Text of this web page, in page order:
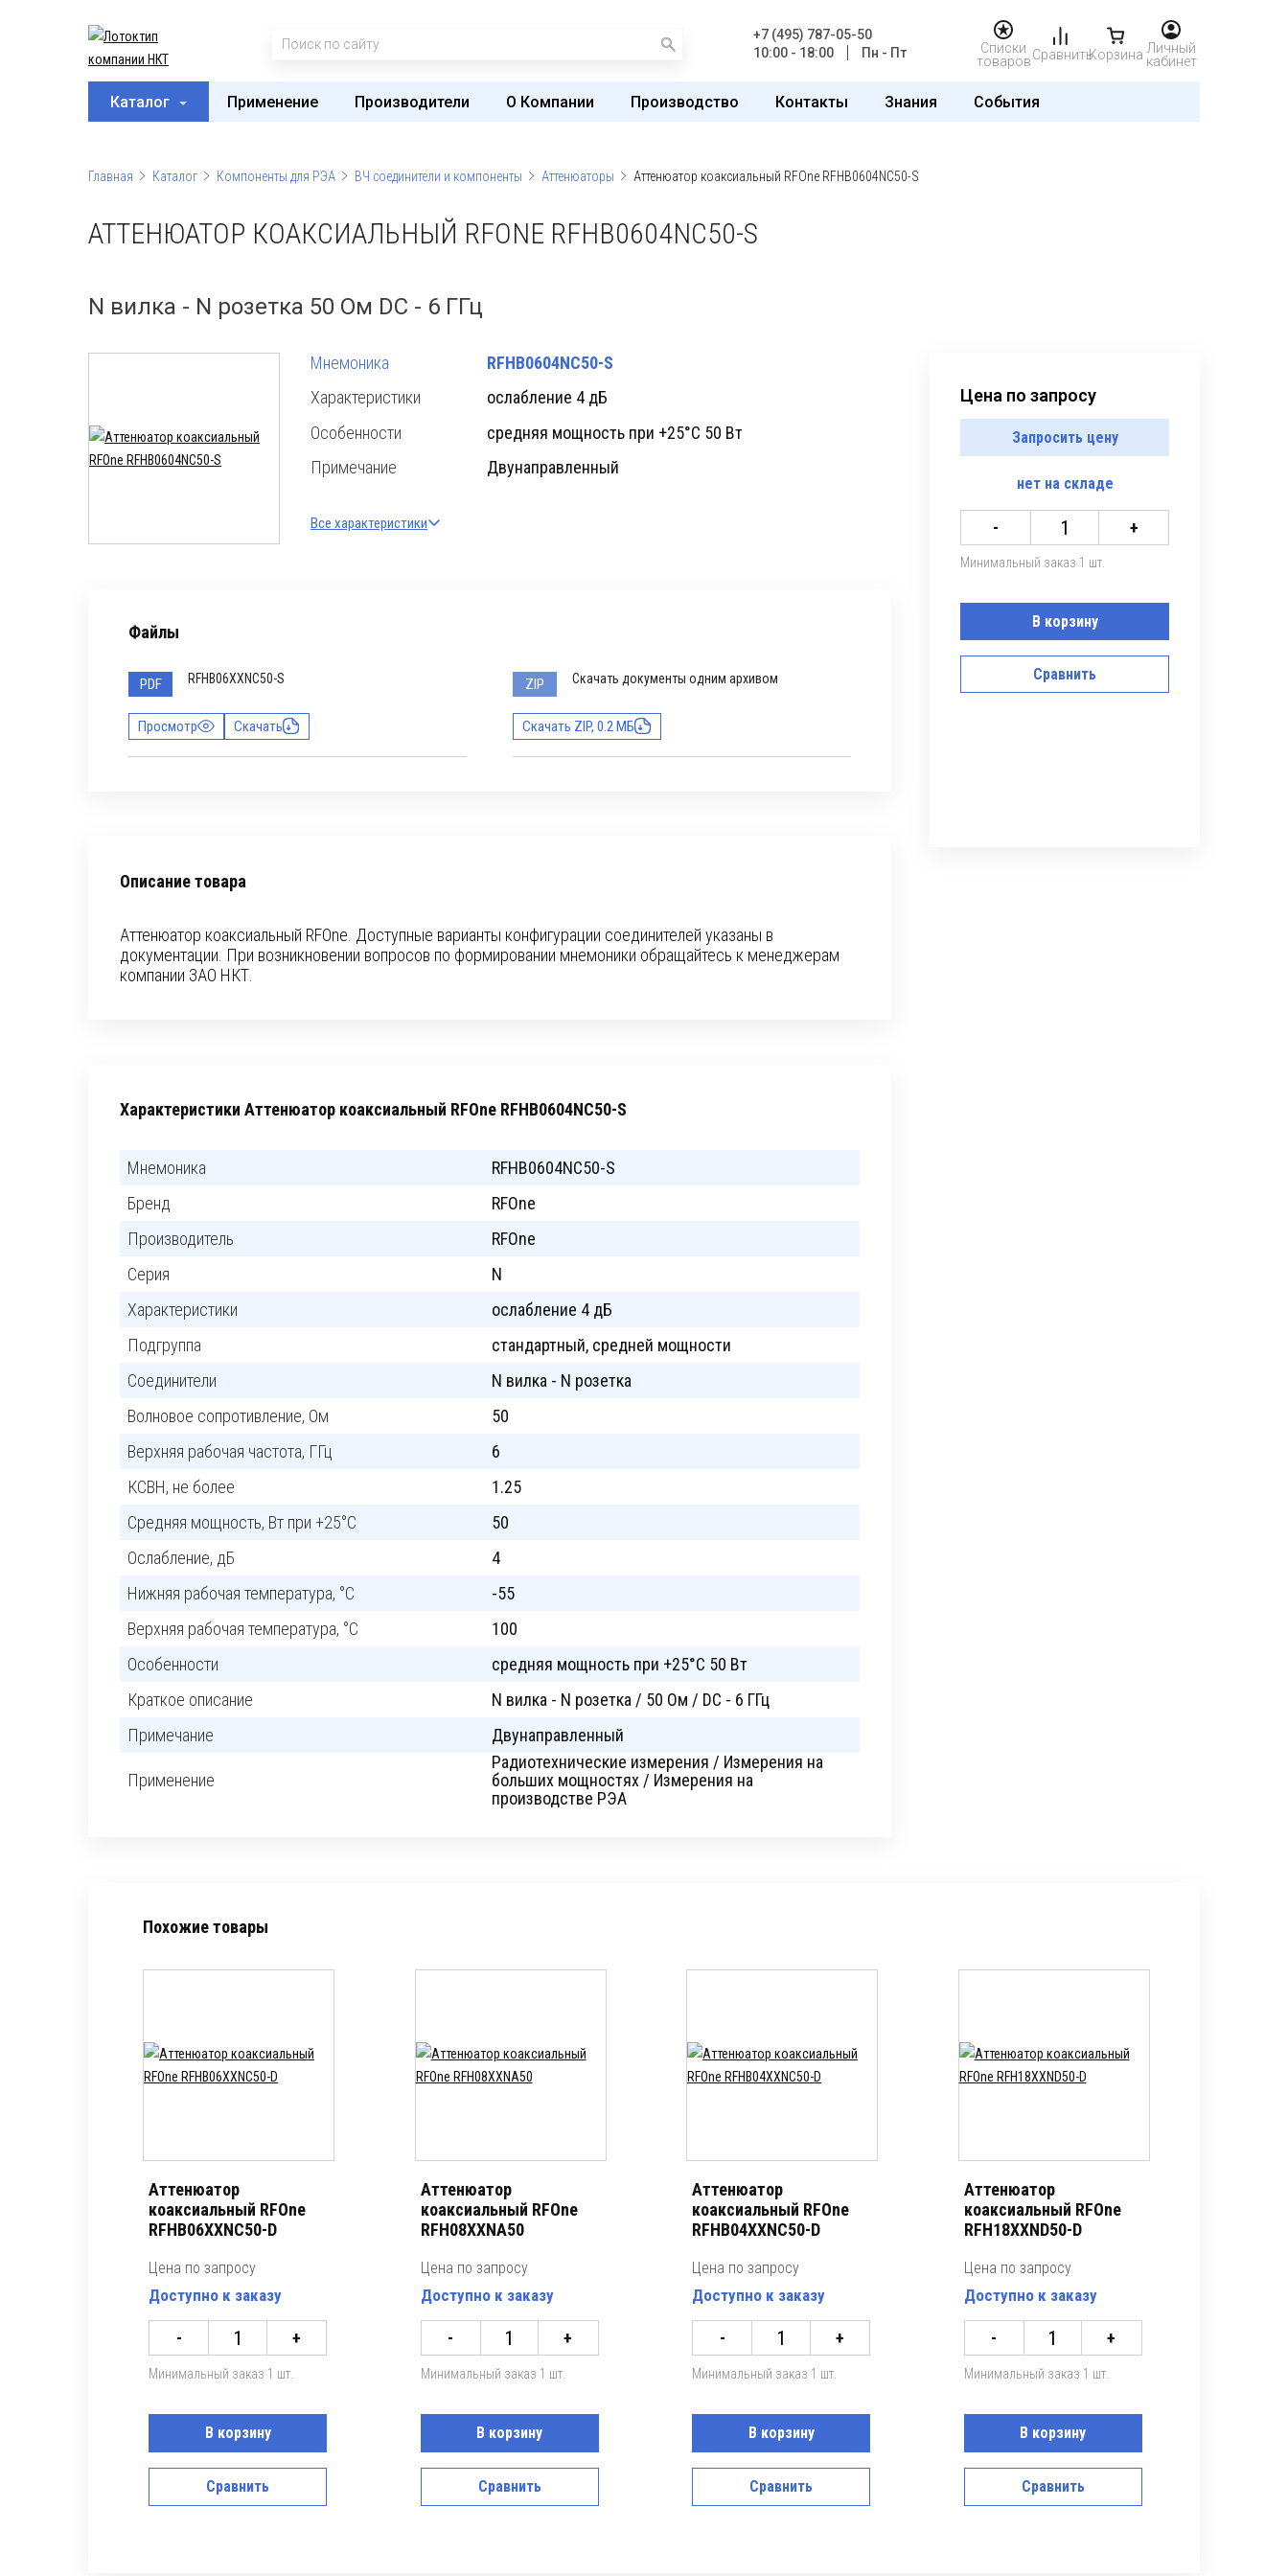
+7 (495) 787-05-50
10:00 - 18:00
Пн - Пт
Списки
товаровСравнитьКорзина Личный
кабинет
Каталог Применение Производители О Компании Производство Контакты Знания События
Главная Каталог Компоненты для РЭА ВЧ соединители и компоненты Аттенюаторы Аттенюатор коаксиальный RFOne RFHB0604NC50-S
АТТЕНЮАТОР КОАКСИАЛЬНЫЙ RFONE RFHB0604NC50-S
N вилка - N розетка 50 Ом DC - 6 ГГц
Мнемоника
RFHB0604NC50-S
Характеристики
ослабление 4 дБ
Особенности
cредняя мощность при +25°C 50 Вт
Примечание
Двунаправленный
Все характеристики
Файлы
PDF RFHB06XXNC50-S
Просмотр Скачать
ZIP Скачать документы одним архивом
Скачать ZIP, 0.2 МБ
Описание товара
Аттенюатор коаксиальный RFOne. Доступные варианты конфигурации соединителей указаны в
документации. При возникновении вопросов по формировании мнемоники обращайтесь к менеджерам
компании ЗАО НКТ.
Характеристики Аттенюатор коаксиальный RFOne RFHB0604NC50-S
Мнемоника
RFHB0604NC50-S
Бренд
RFOne
Производитель
RFOne
Серия
N
Характеристики
ослабление 4 дБ
Подгруппа
стандартный, средней мощности
Соединители
N вилка - N розетка
Волновое сопротивление, Ом
50
Верхняя рабочая частота, ГГц
6
КСВН, не более
1.25
Средняя мощность, Вт при +25°C
50
Ослабление, дБ
4
Нижняя рабочая температура, °C
-55
Верхняя рабочая температура, °C
100
Особенности
cредняя мощность при +25°C 50 Вт
Краткое описание
N вилка - N розетка / 50 Ом / DC - 6 ГГц
Примечание
Двунаправленный
Применение
Радиотехнические измерения / Измерения на
больших мощностях / Измерения на
производстве РЭА
Цена по запросу
Запросить цену
нет на складе
- +
Минимальный заказ 1 шт.
В корзину
Сравнить
Похожие товары
Аттенюатор
коаксиальный RFOne
RFHB06XXNC50-D
Цена по запросу
Доступно к заказу
- +
Минимальный заказ 1 шт.
В корзину
Сравнить
Аттенюатор
коаксиальный RFOne
RFH08XXNA50
Цена по запросу
Доступно к заказу
- +
Минимальный заказ 1 шт.
В корзину
Сравнить
Аттенюатор
коаксиальный RFOne
RFHB04XXNC50-D
Цена по запросу
Доступно к заказу
- +
Минимальный заказ 1 шт.
В корзину
Сравнить
Аттенюатор
коаксиальный RFOne
RFH18XXND50-D
Цена по запросу
Доступно к заказу
- +
Минимальный заказ 1 шт.
В корзину
Сравнить